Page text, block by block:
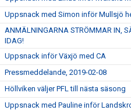
Uppsnack med Simon inför Mullsjö
ANMÄLNINGARNA STRÖMMAR IN,
IDAG!
Uppsnack inför Växjö med CA
Pressmeddelande, 2019-02-08
Höllviken väljer PFL till nästa säsong
Uppsnack med Pauline inför